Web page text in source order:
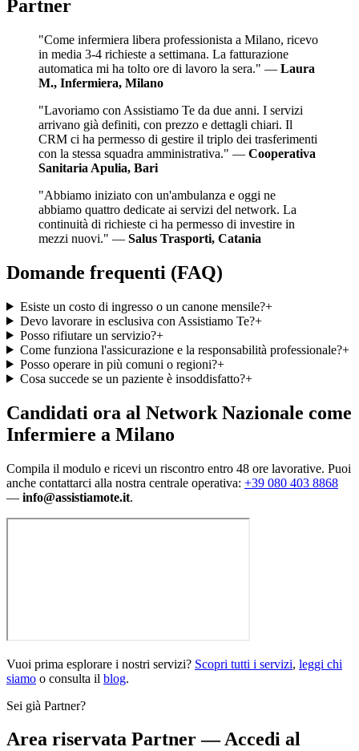
Partner
"Come infermiera libera professionista a Milano, ricevo
in media 3-4 richieste a settimana. La fatturazione
automatica mi ha tolto ore di lavoro la sera." — Laura
M., Infermiera, Milano
"Lavoriamo con Assistiamo Te da due anni. I servizi
arrivano già definiti, con prezzo e dettagli chiari. Il
CRM ci ha permesso di gestire il triplo dei trasferimenti
con la stessa squadra amministrativa." — Cooperativa
Sanitaria Apulia, Bari
"Abbiamo iniziato con un'ambulanza e oggi ne
abbiamo quattro dedicate ai servizi del network. La
continuità di richieste ci ha permesso di investire in
mezzi nuovi." — Salus Trasporti, Catania
Domande frequenti (FAQ)
Esiste un costo di ingresso o un canone mensile?+
Devo lavorare in esclusiva con Assistiamo Te?+
Posso rifiutare un servizio?+
Come funziona l'assicurazione e la responsabilità professionale?+
Posso operare in più comuni o regioni?+
Cosa succede se un paziente è insoddisfatto?+
Candidati ora al Network Nazionale come
Infermiere a Milano
Compila il modulo e ricevi un riscontro entro 48 ore lavorative. Puoi
anche contattarci alla nostra centrale operativa: +39 080 403 8868
— info@assistiamote.it.
Vuoi prima esplorare i nostri servizi? Scopri tutti i servizi, leggi chi
siamo o consulta il blog.
Sei già Partner?
Area riservata Partner — Accedi al